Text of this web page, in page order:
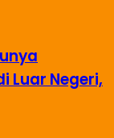
Luar Negeri,